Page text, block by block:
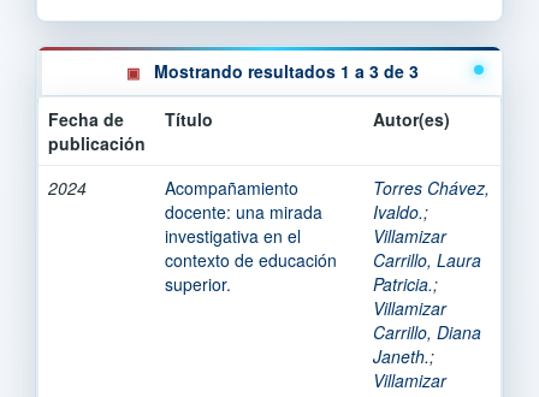
Mostrando resultados 1 a 3 de 3
Fecha de
publicación
Título Autor(es)
2024
Acompañamiento
docente: una mirada
investigativa en el
contexto de educación
superior.
Torres Chávez,
Ivaldo.;
Villamizar
Carrillo, Laura
Patricia.;
Villamizar
Carrillo, Diana
Janeth.;
Villamizar